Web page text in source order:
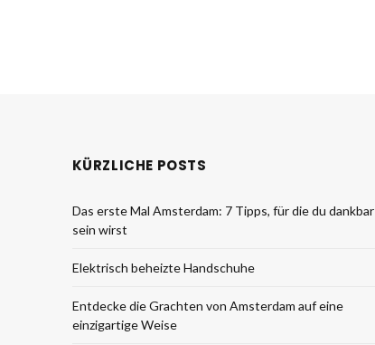
KÜRZLICHE POSTS
Das erste Mal Amsterdam: 7 Tipps, für die du dankbar
sein wirst
Elektrisch beheizte Handschuhe
Entdecke die Grachten von Amsterdam auf eine
einzigartige Weise